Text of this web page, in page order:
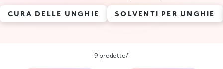
CURA DELLE UNGHIE SOLVENTI PER UNGHIE
9 prodotto/i